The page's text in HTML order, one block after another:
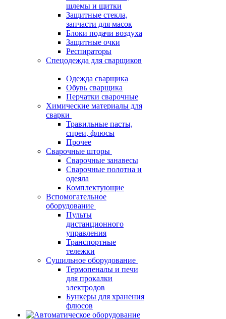
шлемы и щитки
Защитные стекла,
запчасти для масок
Блоки подачи воздуха
Защитные очки
Респираторы
Спецодежда для сварщиков
Одежда сварщика
Обувь сварщика
Перчатки сварочные
Химические материалы для
сварки
Травильные пасты,
спреи, флюсы
Прочее
Сварочные шторы
Сварочные занавесы
Сварочные полотна и
одеяла
Комплектующие
Вспомогательное
оборудование
Пульты
дистанционного
управления
Транспортные
тележки
Сушильное оборудование
Термопеналы и печи
для прокалки
электродов
Бункеры для хранения
флюсов